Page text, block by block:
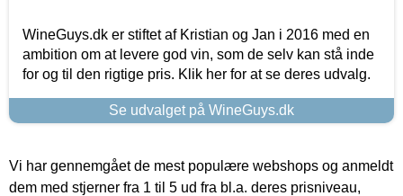
WineGuys.dk er stiftet af Kristian og Jan i 2016 med en
ambition om at levere god vin, som de selv kan stå inde
for og til den rigtige pris. Klik her for at se deres udvalg.
Se udvalget på WineGuys.dk
Vi har gennemgået de mest populære webshops og anmeldt
dem med stjerner fra 1 til 5 ud fra bl.a. deres prisniveau,